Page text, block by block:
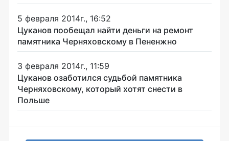
5 февраля 2014г., 16:52
Цуканов пообещал найти деньги на ремонт
памятника Черняховскому в Пененжно
3 февраля 2014г., 11:59
Цуканов озаботился судьбой памятника
Черняховскому, который хотят снести в
Польше